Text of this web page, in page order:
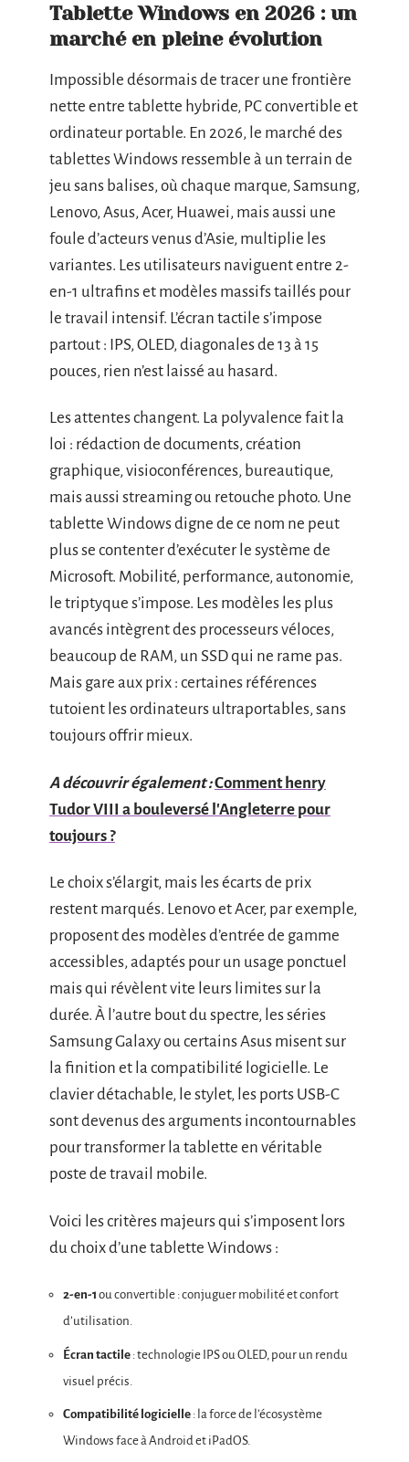
Tablette Windows en 2026 : un
marché en pleine évolution
Impossible désormais de tracer une frontière
nette entre tablette hybride, PC convertible et
ordinateur portable. En 2026, le marché des
tablettes Windows ressemble à un terrain de
jeu sans balises, où chaque marque, Samsung,
Lenovo, Asus, Acer, Huawei, mais aussi une
foule d’acteurs venus d’Asie, multiplie les
variantes. Les utilisateurs naviguent entre 2-
en-1 ultrafins et modèles massifs taillés pour
le travail intensif. L’écran tactile s’impose
partout : IPS, OLED, diagonales de 13 à 15
pouces, rien n’est laissé au hasard.
Les attentes changent. La polyvalence fait la
loi : rédaction de documents, création
graphique, visioconférences, bureautique,
mais aussi streaming ou retouche photo. Une
tablette Windows digne de ce nom ne peut
plus se contenter d’exécuter le système de
Microsoft. Mobilité, performance, autonomie,
le triptyque s’impose. Les modèles les plus
avancés intègrent des processeurs véloces,
beaucoup de RAM, un SSD qui ne rame pas.
Mais gare aux prix : certaines références
tutoient les ordinateurs ultraportables, sans
toujours offrir mieux.
A découvrir également :Comment henry
Tudor VIII a bouleversé l'Angleterre pour
toujours ?
Le choix s’élargit, mais les écarts de prix
restent marqués. Lenovo et Acer, par exemple,
proposent des modèles d’entrée de gamme
accessibles, adaptés pour un usage ponctuel
mais qui révèlent vite leurs limites sur la
durée. À l’autre bout du spectre, les séries
Samsung Galaxy ou certains Asus misent sur
la finition et la compatibilité logicielle. Le
clavier détachable, le stylet, les ports USB-C
sont devenus des arguments incontournables
pour transformer la tablette en véritable
poste de travail mobile.
Voici les critères majeurs qui s’imposent lors
du choix d’une tablette Windows :
2-en-1 ou convertible : conjuguer mobilité et confort
d’utilisation.
Écran tactile : technologie IPS ou OLED, pour un rendu
visuel précis.
Compatibilité logicielle : la force de l’écosystème
Windows face à Android et iPadOS.